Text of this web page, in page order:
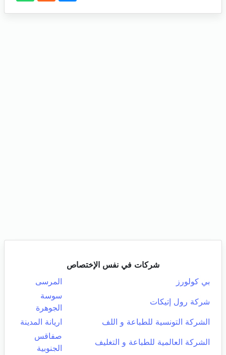
شركات في نفس الإختصاص
بي كولورز
المرسى
شركة رول إتيكات
سوسة
الجوهرة
الشركة التونسية للطباعة و اللف
اريانة المدينة
الشركة العالمية للطباعة و التغليف
صفاقس
الجنوبية